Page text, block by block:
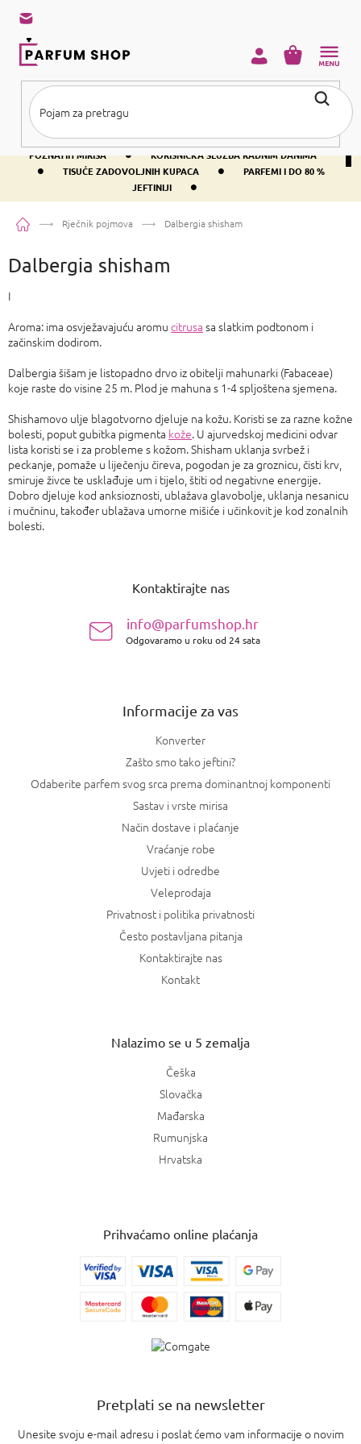
sadržaj
BESPLATNA DOSTAVA IZNAD PRIBLIŽNO 37 € •
400+ SVJETSKI
POZNATIH MIRISA
• KORISNIČKA SLUŽBA RADNIM DANIMA
• TISUĆE ZADOVOLJNIH KUPACA •
PARFEMI I DO 80 %
JEFTINIJI
•
KOŠARICA
PočetnaRječnik pojmova Dalbergia shisham
Dalbergia shisham
I
Aroma: ima osvježavajuću aromu citrusa sa slatkim podtonom i
začinskim dodirom.
Dalbergia šišam je listopadno drvo iz obitelji mahunarki (Fabaceae)
koje raste do visine 25 m. Plod je mahuna s 1-4 spljoštena sjemena.
Shishamovo ulje blagotvorno djeluje na kožu. Koristi se za razne kožne
bolesti, poput gubitka pigmenta kože. U ajurvedskoj medicini odvar
lista koristi se i za probleme s kožom. Shisham uklanja svrbež i
peckanje, pomaže u liječenju čireva, pogodan je za groznicu, čisti krv,
smiruje živce te usklađuje um i tijelo, štiti od negativne energije.
Dobro djeluje kod anksioznosti, ublažava glavobolje, uklanja nesanicu
i mučninu, također ublažava umorne mišiće i učinkovit je kod zonalnih
bolesti.
Kontaktirajte nas
info@parfumshop.hr
Odgovaramo u roku od 24 sata
Informacije za vas
Konverter
Zašto smo tako jeftini?
Odaberite parfem svog srca prema dominantnoj komponenti
Sastav i vrste mirisa
Način dostave i plaćanje
Vraćanje robe
Uvjeti i odredbe
Veleprodaja
Privatnost i politika privatnosti
Često postavljana pitanja
Kontaktirajte nas
Kontakt
Nalazimo se u 5 zemalja
Češka
Slovačka
Mađarska
Rumunjska
Hrvatska
Prihvaćamo online plaćanja
Pretplati se na newsletter
Unesite svoju e-mail adresu i poslat ćemo vam informacije o novim